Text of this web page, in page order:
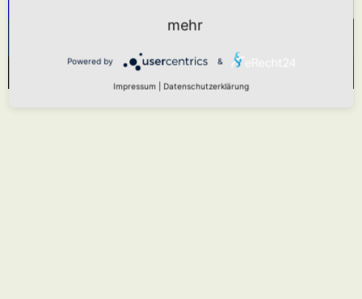
Mehr Informationen
Powered byUsercentrics Consent Management Platform
mehr
Powered by &
Impressum Datenschutzerklärung